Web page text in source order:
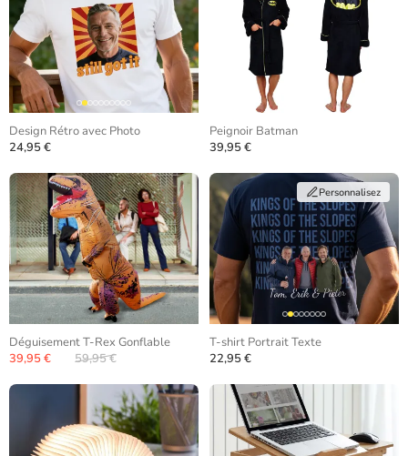
Design Rétro avec Photo
24,95 €
Peignoir Batman
39,95 €
Déguisement T-Rex Gonflable
39,95 €
59,95 €
Personnalisez
T-shirt Portrait Texte
22,95 €